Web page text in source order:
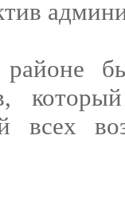
районе
всех